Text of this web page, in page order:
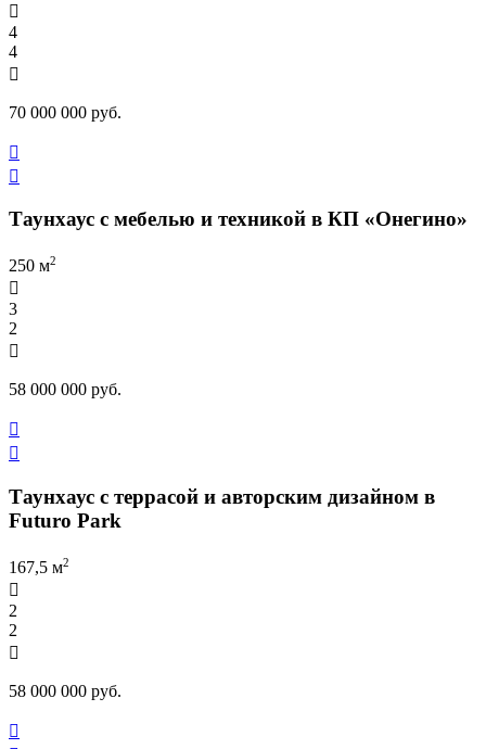

4
4

70 000 000 руб.


Таунхаус с мебелью и техникой в КП «Онегино»
250 м2

3
2

58 000 000 руб.


Таунхаус с террасой и авторским дизайном в
Futuro Park
167,5 м2

2
2

58 000 000 руб.
